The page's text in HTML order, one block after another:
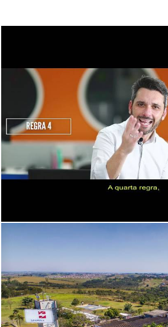
1441 0